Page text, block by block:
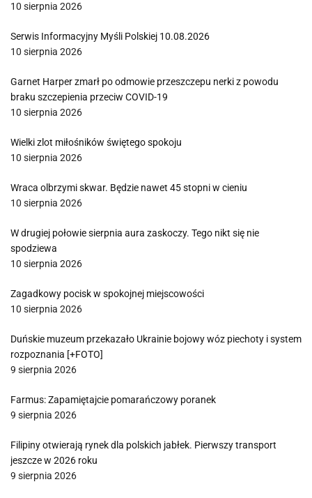
10 sierpnia 2026
Serwis Informacyjny Myśli Polskiej 10.08.2026
10 sierpnia 2026
Garnet Harper zmarł po odmowie przeszczepu nerki z powodu
braku szczepienia przeciw COVID-19
10 sierpnia 2026
Wielki zlot miłośników świętego spokoju
10 sierpnia 2026
Wraca olbrzymi skwar. Będzie nawet 45 stopni w cieniu
10 sierpnia 2026
W drugiej połowie sierpnia aura zaskoczy. Tego nikt się nie
spodziewa
10 sierpnia 2026
Zagadkowy pocisk w spokojnej miejscowości
10 sierpnia 2026
Duńskie muzeum przekazało Ukrainie bojowy wóz piechoty i system
rozpoznania [+FOTO]
9 sierpnia 2026
Farmus: Zapamiętajcie pomarańczowy poranek
9 sierpnia 2026
Filipiny otwierają rynek dla polskich jabłek. Pierwszy transport
jeszcze w 2026 roku
9 sierpnia 2026